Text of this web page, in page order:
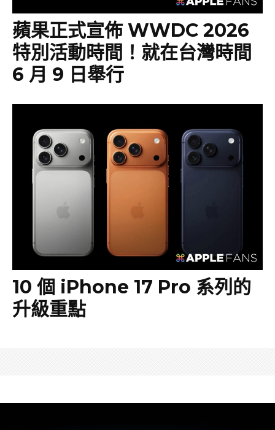
蘋果正式宣佈 WWDC 2026
特別活動時間！就在台灣時間
6 月 9 日舉行
10 個 iPhone 17 Pro 系列的
升級重點